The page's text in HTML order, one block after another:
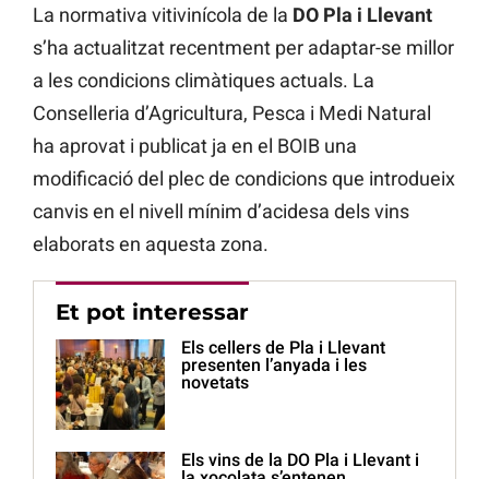
La normativa vitivinícola de la DO Pla i Llevant
s’ha actualitzat recentment per adaptar-se millor
a les condicions climàtiques actuals. La
Conselleria d’Agricultura, Pesca i Medi Natural
ha aprovat i publicat ja en el BOIB una
modificació del plec de condicions que introdueix
canvis en el nivell mínim d’acidesa dels vins
elaborats en aquesta zona.
Et pot interessar
Els cellers de Pla i Llevant
presenten l’anyada i les
novetats
Els vins de la DO Pla i Llevant i